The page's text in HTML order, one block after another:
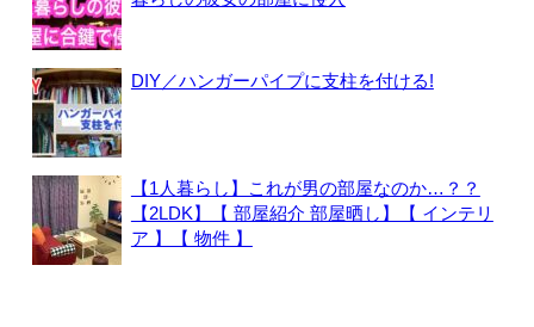
DIY／ハンガーパイプに支柱を付ける!
【1人暮らし】これが男の部屋なのか…？？
【2LDK】【 部屋紹介 部屋晒し】【 インテリ
ア 】【 物件 】